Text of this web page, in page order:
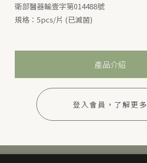
衛部醫器輸壹字第014488號
規格：5pcs/片 (已滅菌)
產品介紹
登入會員，了解更多